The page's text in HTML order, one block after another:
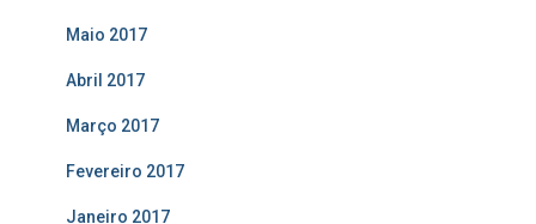
Maio 2017
Abril 2017
Março 2017
Fevereiro 2017
Janeiro 2017